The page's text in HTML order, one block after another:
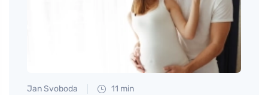
Jan Svoboda 11 min